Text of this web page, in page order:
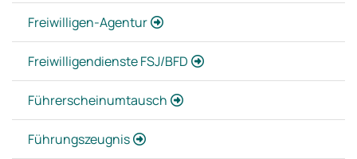
Freiwilligen-Agentur
Freiwilligendienste FSJ/BFD
Führerscheinumtausch
Führungszeugnis